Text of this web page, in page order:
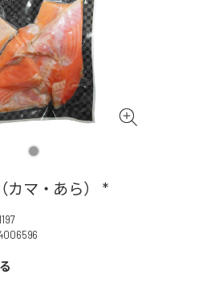
マ・あら） *